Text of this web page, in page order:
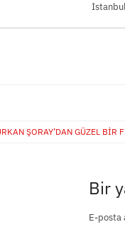
ŞORAY’DAN GÜZEL
Bir
E-posta